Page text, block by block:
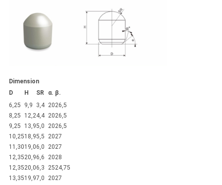
Dimension
D
H SR α. β.
6,25
9,9 3,4 2026,5
8,25
12,24,4 2026,5
9,25
13,95,0 2026,5
10,2518,95,5 2027
11,3019,06,0 2027
12,3520,96,6 2028
12,3520,06,3 2524,75
13,3519,97,0 2027